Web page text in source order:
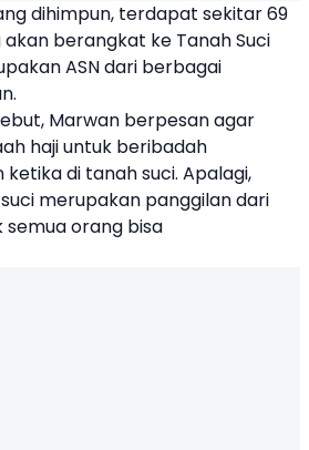
dihimpun, terdapat sekitar 69
berangkat ke Tanah Suci
ASN dari berbagai
Marwan berpesan agar
haji untuk beribadah
di tanah suci. Apalagi,
merupakan panggilan dari
semua orang bisa